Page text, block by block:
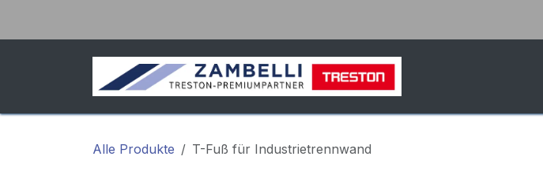
Alle Produkte T-Fuß für Industrietrennwand